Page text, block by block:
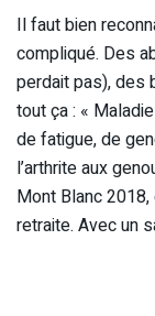
Il faut bien
compliqué. Des
perdait pas), des
tout ça : «
de fatigue, de
l’arthrite aux
Mont Blanc
retraite. Avec un